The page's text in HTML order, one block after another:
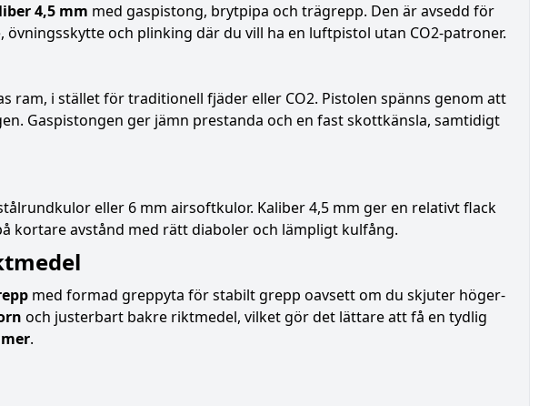
4,5 mm med gaspistong, brytpipa och trägrepp. Den är avsedd för
övningsskytte och plinking där du vill ha en luftpistol utan CO2-patroner.
ram, i stället för traditionell fjäder eller CO2. Pistolen spänns genom att
Gaspistongen ger jämn prestanda och en fast skottkänsla, samtidigt
eller 6 mm airsoftkulor. Kaliber 4,5 mm ger en relativt flack
kortare avstånd med rätt diaboler och lämpligt kulfång.
med formad greppyta för stabilt grepp oavsett om du skjuter höger-
och justerbart bakre riktmedel, vilket gör det lättare att få en tydlig
.